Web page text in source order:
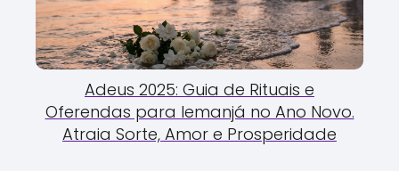
Adeus 2025: Guia de Rituais e
Oferendas para Iemanjá no Ano Novo.
Atraia Sorte, Amor e Prosperidade